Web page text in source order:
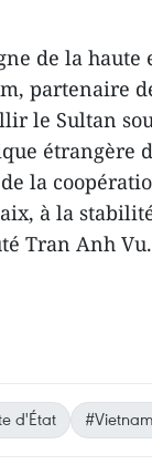
de la haute
partenaire
le Sultan
étrangère
la
à la
Tran Anh
d'État #Vietnam